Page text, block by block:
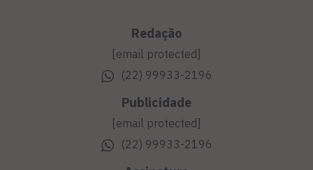
Redação
[email protected]
(22) 99933-2196
Publicidade
[email protected]
(22) 99933-2196